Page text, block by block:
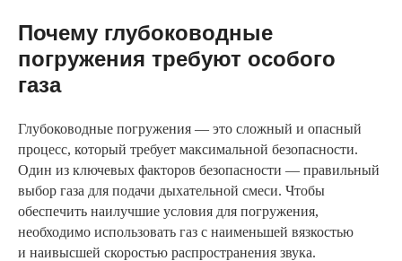
Почему глубоководные
погружения требуют особого
газа
Глубоководные погружения — это сложный и опасный
процесс, который требует максимальной безопасности.
Один из ключевых факторов безопасности — правильный
выбор газа для подачи дыхательной смеси. Чтобы
обеспечить наилучшие условия для погружения,
необходимо использовать газ с наименьшей вязкостью
и наивысшей скоростью распространения звука.